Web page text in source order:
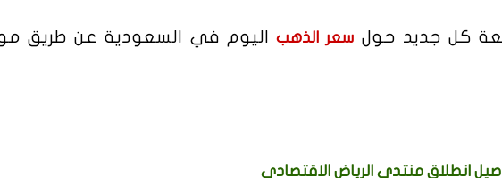
كل جديد حول سعر الذهب اليوم في السعودية عن طريق
انطلاق منتدى الرياض الاقتصادي